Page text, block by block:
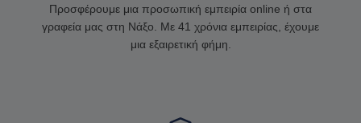
Προσφέρουμε μια προσωπική εμπειρία online ή στα
γραφεία μας στη Νάξο. Με 41 χρόνια εμπειρίας, έχουμε
μια εξαιρετική φήμη.